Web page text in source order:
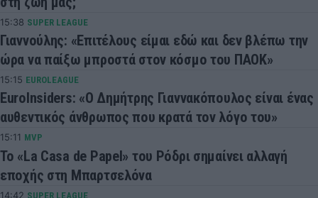
15:38 SUPER LEAGUE
Γιαννούλης: «Επιτέλους είμαι εδώ και δεν βλέπω την
ώρα να παίξω μπροστά στον κόσμο του ΠΑΟΚ»
15:15 EUROLEAGUE
EuroInsiders: «Ο Δημήτρης Γιαννακόπουλος είναι ένας
αυθεντικός άνθρωπος που κρατά τον λόγο του»
15:11 MVP
Το «La Casa de Papel» του Ρόδρι σημαίνει αλλαγή
εποχής στη Μπαρτσελόνα
14:42 SUPER LEAGUE